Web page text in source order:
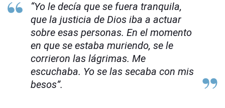
“Yo le decía que se fuera tranquila,
que la justicia de Dios iba a actuar
sobre esas personas. En el momento
en que se estaba muriendo, se le
corrieron las lágrimas. Me
escuchaba. Yo se las secaba con mis
besos”.